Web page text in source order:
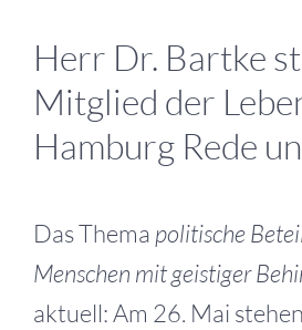
Herr Dr. Bartke
Mitglied der
Hamburg Rede
Das Thema politische
Menschen mit geistiger
aktuell: Am 26. Mai